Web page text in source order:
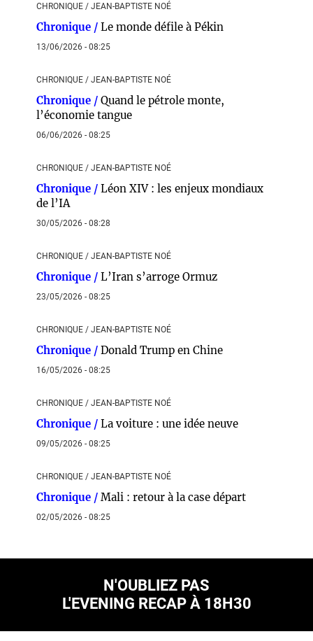
CHRONIQUE / JEAN-BAPTISTE NOÉ
Chronique / Le monde défile à Pékin
13/06/2026 - 08:25
CHRONIQUE / JEAN-BAPTISTE NOÉ
Chronique / Quand le pétrole monte,
l’économie tangue
06/06/2026 - 08:25
CHRONIQUE / JEAN-BAPTISTE NOÉ
Chronique / Léon XIV : les enjeux mondiaux
de l’IA
30/05/2026 - 08:28
CHRONIQUE / JEAN-BAPTISTE NOÉ
Chronique / L’Iran s’arroge Ormuz
23/05/2026 - 08:25
CHRONIQUE / JEAN-BAPTISTE NOÉ
Chronique / Donald Trump en Chine
16/05/2026 - 08:25
CHRONIQUE / JEAN-BAPTISTE NOÉ
Chronique / La voiture : une idée neuve
09/05/2026 - 08:25
CHRONIQUE / JEAN-BAPTISTE NOÉ
Chronique / Mali : retour à la case départ
02/05/2026 - 08:25
N'OUBLIEZ PAS
L'EVENING RECAP À 18H30